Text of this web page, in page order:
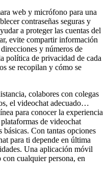
web y micrófono para una
contraseñas seguras y
a proteger las cuentas del
evite compartir información
y números de
política de privacidad de cada
se recopilan y cómo se
colabores con colegas
el videochat adecuado…
para conocer la experiencia
de videochat
básicas. Con tantas opciones
para ti depende en última
Una aplicación móvil
cualquier persona, en